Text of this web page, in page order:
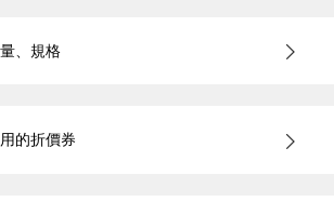
、規格
的折價券